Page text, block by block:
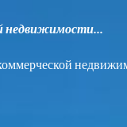
недвижимости...